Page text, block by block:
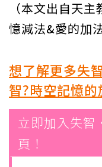
（本文出自天
憶減法&愛的加
想了解更多失
智?時空記憶
立即加入失智
頁！